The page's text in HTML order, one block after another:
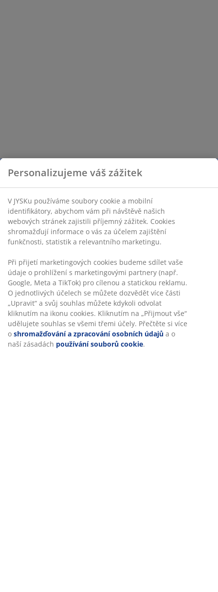
Personalizujeme váš zážitek
V JYSKu používáme soubory cookie a mobilní
identifikátory, abychom vám při návštěvě našich
webových stránek zajistili příjemný zážitek. Cookies
shromažďují informace o vás za účelem zajištění
funkčnosti, statistik a relevantního marketingu.
Při přijetí marketingových cookies budeme sdílet vaše
údaje o prohlížení s marketingovými partnery (např.
Google, Meta a TikTok) pro cílenou a statickou reklamu.
O jednotlivých účelech se můžete dozvědět více části
„Upravit“ a svůj souhlas můžete kdykoli odvolat
kliknutím na ikonu cookies. Kliknutím na „Přijmout vše“
udělujete souhlas se všemi třemi účely. Přečtěte si více
o shromažďování a zpracování osobních údajů a o
naší zásadách používání souborů cookie.